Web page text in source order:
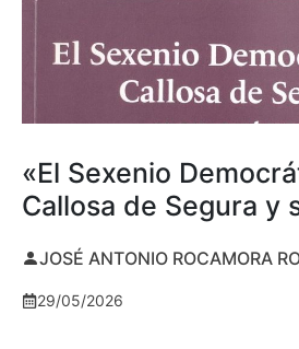
«El Sexenio
Callosa de Segura y
JOSÉ ANTONIO ROCAMORA
29/05/2026